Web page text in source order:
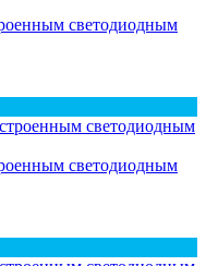
светодиодным
светодиодным